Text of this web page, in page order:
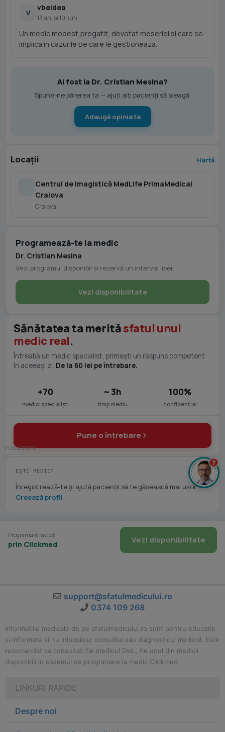
V
vbeldea
13 ani si 10 luni
Un medic modest,pregatit, devotat meseriei si care se
implica in cazurile pe care le gestioneaza.
Ai fost la Dr. Cristian Mesina?
Spune-ne părerea ta — ajuți alți pacienți să aleagă.
Adaugă opinia ta
Locații Hartă
Centrul de Imagistică MedLife PrimaMedical
Craiova
Craiova
Programează-te la medic
Dr. Cristian Mesina
Vezi programul disponibil și rezervă un interval liber.
Vezi disponibilitate
Sănătatea ta merităsfatul unui
medic real.
Întreabă un medic specialist, primești un răspuns competent
în aceeași zi. De la 60 lei pe întrebare.
+70
medici specialiști
~ 3h
timp mediu
100%
confidențial
Pune o întrebare
EȘTI MEDIC?
Înregistrează-te și ajută pacienții să te găsească mai ușor.
Creează profil
Programare rapidă
prin Clickmed Vezi disponibilitate
support@sfatulmedicului.ro
0374 109 268
Informatiile medicale de pe sfatulmedicului.ro sunt pentru educatie
si informare si nu inlocuiesc consultul sau diagnosticul medical. Este
recomandat sa consultati fie medicul Dvs., fie unul din medicii
disponibili in sistemul de programare la medic Clickmed.
LINKURI RAPIDE
Despre noi
?